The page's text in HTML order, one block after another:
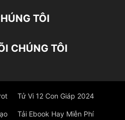
TÔI
CHÚNG TÔI
Tử Vi 12 Con Giáp 2024
Tải Ebook Hay Miễn Phí